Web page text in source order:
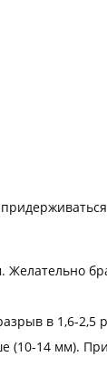
в 1,6-2,5
(10-14 мм).